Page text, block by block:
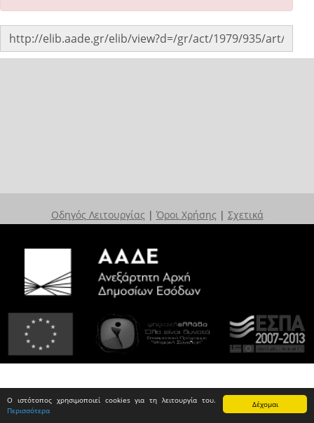
Δέχομαι
Ο ιστότοπος χρησιμοποιεί cookies για τη λειτουργία του.
Περισσότερα
Οδηγός Λειτουργίας | Όροι Χρήσης | Σχετικά